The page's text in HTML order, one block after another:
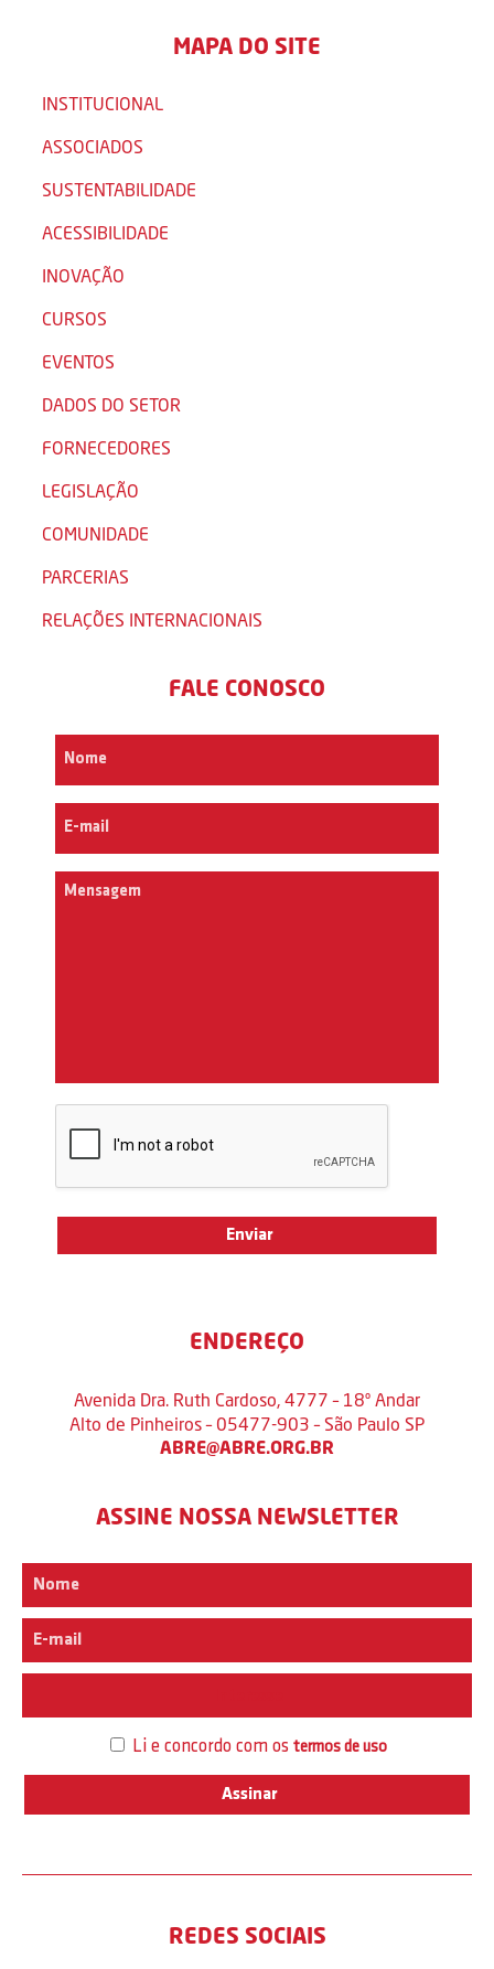
MAPA DO SITE
INSTITUCIONAL
ASSOCIADOS
SUSTENTABILIDADE
ACESSIBILIDADE
INOVAÇÃO
CURSOS
EVENTOS
DADOS DO SETOR
FORNECEDORES
LEGISLAÇÃO
COMUNIDADE
PARCERIAS
RELAÇÕES INTERNACIONAIS
FALE CONOSCO
ENDEREÇO
Avenida Dra. Ruth Cardoso, 4777 – 18º Andar
Alto de Pinheiros – 05477-903 – São Paulo SP
ABRE@ABRE.ORG.BR
ASSINE NOSSA NEWSLETTER
Li e concordo com os termos de uso
REDES SOCIAIS